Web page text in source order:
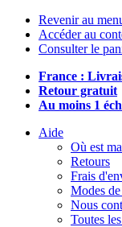
Revenir au
Accéder au
Consulter le
France :
Retour gratuit
Au moins 1
Aide
Où est
Retours
Frais
Modes
Nous
Toutes